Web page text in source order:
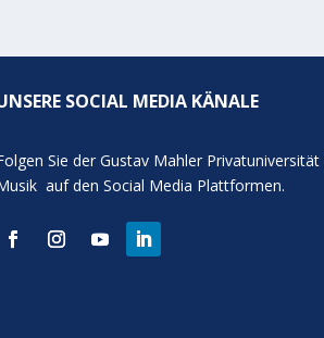
SOCIAL MEDIA KÄNALE
Sie der Gustav Mahler
auf den Social Media Plattformen.